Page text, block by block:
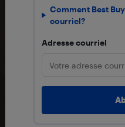
Comment Best
courriel?
Adresse courriel